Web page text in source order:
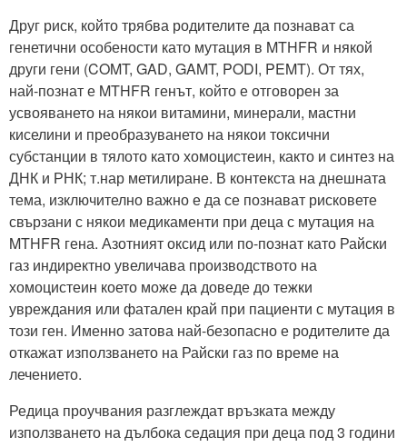
Друг риск, който трябва родителите да познават са
генетични особености като мутация в MTHFR и някой
други гени (COMT, GAD, GAMT, PODI, PEMT). От тях,
най-познат е MTHFR генът, който е отговорен за
усвояването на някои витамини, минерали, мастни
киселини и преобразуването на някои токсични
субстанции в тялото като хомоцистеин, както и синтез на
ДНК и РНК; т.нар метилиране. В контекста на днешната
тема, изключително важно е да се познават рисковете
свързани с някои медикаменти при деца с мутация на
MTHFR гена. Азотният оксид или по-познат като Райски
газ индиректно увеличава производството на
хомоцистеин което може да доведе до тежки
увреждания или фатален край при пациенти с мутация в
този ген. Именно затова най-безопасно е родителите да
откажат използването на Райски газ по време на
лечението.
Редица проучвания разглеждат връзката между
използването на дълбока седация при деца под 3 години